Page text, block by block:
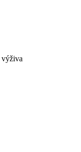
výživa